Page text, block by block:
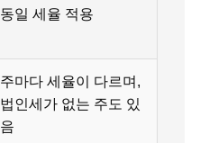
동일 세율 적용
주마다 세율이 다르며,
법인세가 없는 주도 있
음